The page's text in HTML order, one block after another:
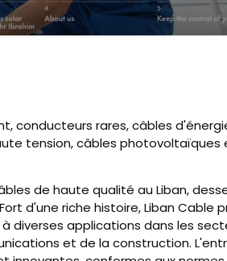
conducteurs rares, câbles
tension, câbles photovoltaïques
de haute qualité au Liban,
d'une riche histoire, Liban Cable
diverses applications dans les
et de la construction.